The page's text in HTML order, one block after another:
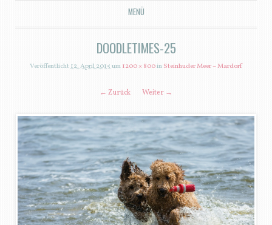
MENÜ
ZUM INHALT SPRINGEN
DOODLETIMES-25
Veröffentlicht12. April 2015um1200 × 800inSteinhuder Meer – Mardorf
← Zurück Weiter →